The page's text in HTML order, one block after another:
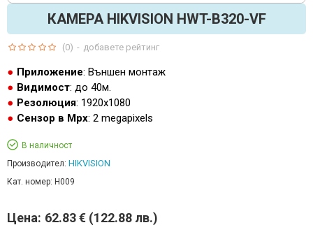
КАМЕРА HIKVISION HWT-B320-VF
Приложение: Външен монтаж
Видимост: до 40м.
Резолюция: 1920x1080
Сензор в Mpx: 2 megapixels
В наличност
Производител: HIKVISION
Кат. номер: H009
(0) - добавете рейтинг
Цена: 62.83 € (122.88 лв.)